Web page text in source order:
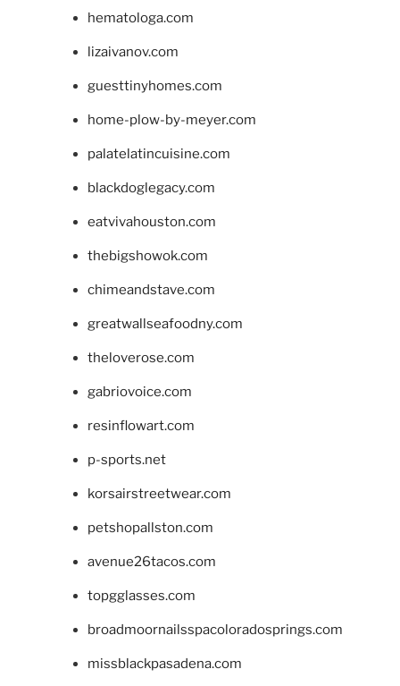
hematologa.com
lizaivanov.com
guesttinyhomes.com
home-plow-by-meyer.com
palatelatincuisine.com
blackdoglegacy.com
eatvivahouston.com
thebigshowok.com
chimeandstave.com
greatwallseafoodny.com
theloverose.com
gabriovoice.com
resinflowart.com
p-sports.net
korsairstreetwear.com
petshopallston.com
avenue26tacos.com
topgglasses.com
broadmoornailsspacoloradosprings.com
missblackpasadena.com